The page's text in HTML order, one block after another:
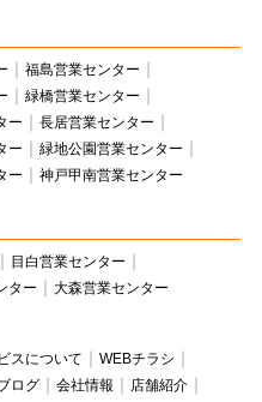
福島営業センター
緑橋営業センター
ー
長居営業センター
ー
緑地公園営業センター
ー 神戸甲南営業センター
目白営業センター
ター 大森営業センター
スについて
WEBチラシ
ログ 会社情報
店舗紹介